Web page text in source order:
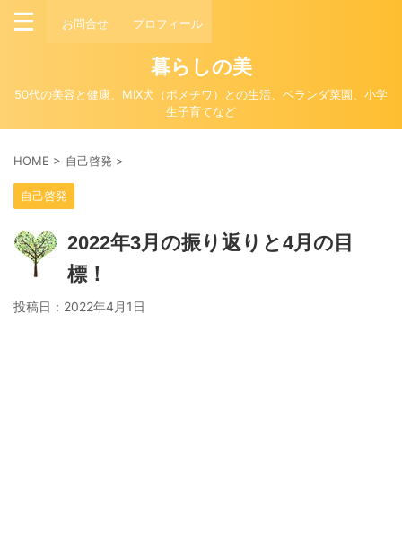
お問合せ プロフィール
暮らしの美
50代の美容と健康、MIX犬（ポメチワ）との生活、ベランダ菜園、小学
生子育てなど
HOME > 自己啓発 >
自己啓発
2022年3月の振り返りと4月の目
標！
投稿日： 2022年4月1日